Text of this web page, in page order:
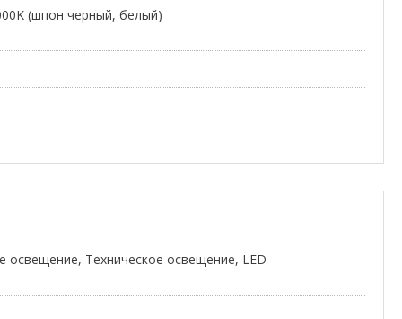
(шпон черный, белый)
Техническое освещение, LED